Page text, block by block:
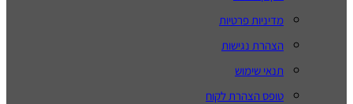
מדיניות פרטיות
הצהרת נגישות
תנאי שימוש
טופס הצהרת לקוח